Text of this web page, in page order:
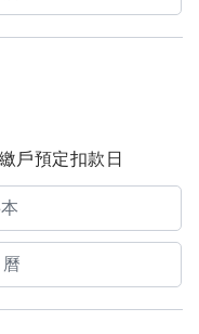
戶預定扣款日